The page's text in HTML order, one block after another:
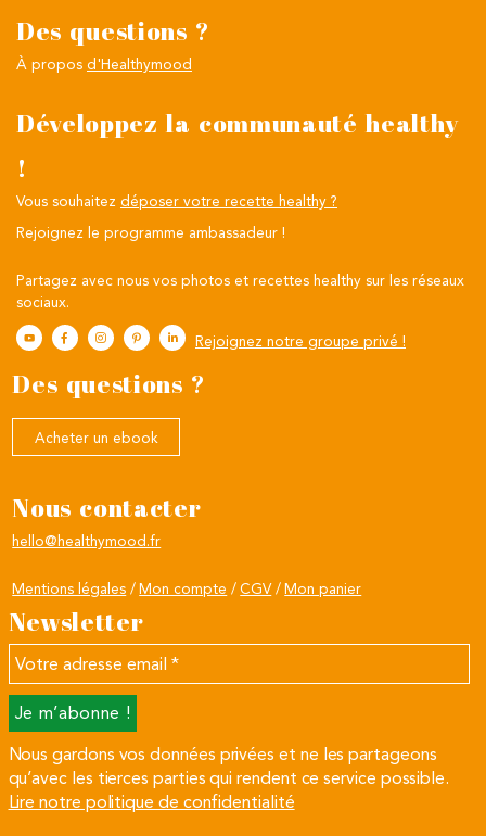
Des questions ?
À propos d'Healthymood
Développez la communauté healthy
!
Vous souhaitez déposer votre recette healthy ?
Rejoignez le programme ambassadeur !
Partagez avec nous vos photos et recettes healthy sur les réseaux
sociaux.
Rejoignez notre groupe privé !
Des questions ?
Acheter un ebook
Nous contacter
hello@healthymood.fr
Mentions légales Mon compte CGV Mon panier
Newsletter
Votre
adresse
email
Nous gardons vos données privées et ne les partageons
qu’avec les tierces parties qui rendent ce service possible.
Lire notre politique de confidentialité